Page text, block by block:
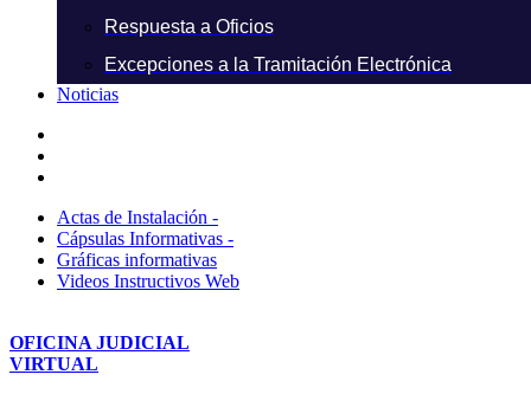
Respuesta a Oficios
Excepciones a la Tramitación Electrónica
Noticias
Actas de Instalación -
Cápsulas Informativas -
Gráficas informativas
Videos Instructivos Web
OFICINA JUDICIAL
VIRTUAL